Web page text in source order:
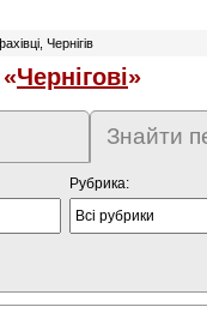
Чернігів
Чернігові»
Знайти
Рубрика: